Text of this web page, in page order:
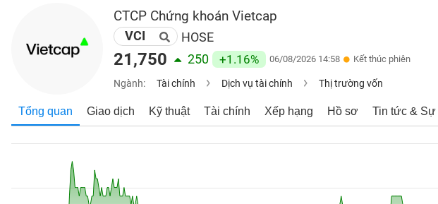
CTCP Chứng khoán Vietcap
VCI HOSE
21,750 250 +1.16% 06/08/2026 14:58 Kết thúc phiên
Ngành: Tài chính Dịch vụ tài chính Thị trường vốn
Tổng quan Giao dịch Kỹ thuật Tài chính Xếp hạng Hồ sơ Tin tức & Sự
KHOÁN
NGHIỆP
SẢN